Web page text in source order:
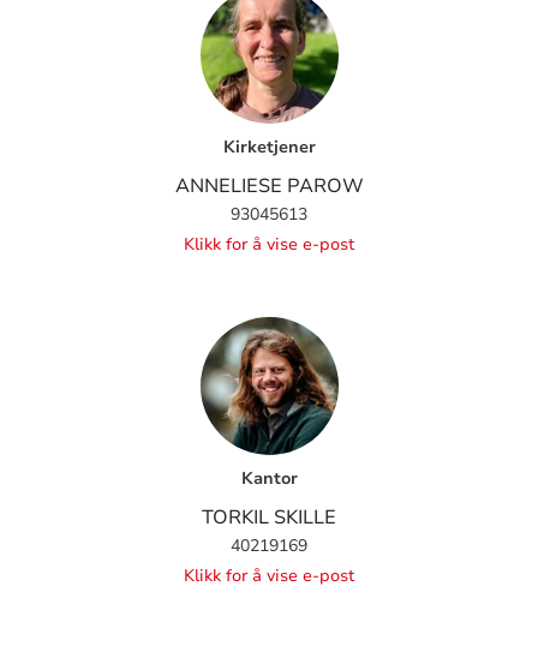
Kirketjener
ANNELIESE PAROW
93045613
Klikk for å vise e-post
Kantor
TORKIL SKILLE
40219169
Klikk for å vise e-post